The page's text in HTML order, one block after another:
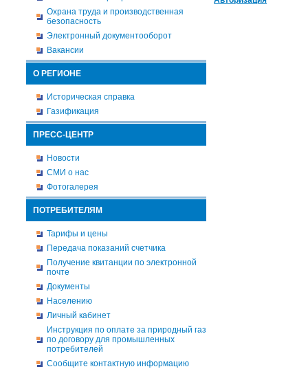
Охрана труда и производственная
безопасность
Электронный документооборот
Вакансии
О РЕГИОНЕ
Историческая справка
Газификация
ПРЕСС-ЦЕНТР
Новости
СМИ о нас
Фотогалерея
ПОТРЕБИТЕЛЯМ
Тарифы и цены
Передача показаний счетчика
Получение квитанции по электронной
почте
Документы
Населению
Личный кабинет
Инструкция по оплате за природный газ
по договору для промышленных
потребителей
Сообщите контактную информацию